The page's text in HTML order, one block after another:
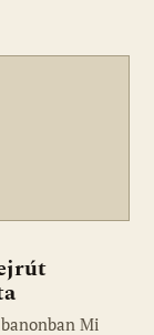
Mi